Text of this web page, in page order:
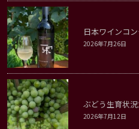
日本ワインコ
2026年7月26日
ぶどう生育状
2026年7月12日